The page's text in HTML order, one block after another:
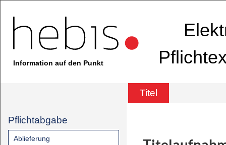
Information auf den Punkt
Titel
Pflichtabgabe
Ablieferung